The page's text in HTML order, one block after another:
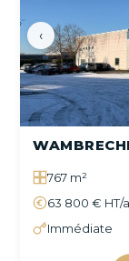
‹
767 m²
63 800 € HT/
Immédiate